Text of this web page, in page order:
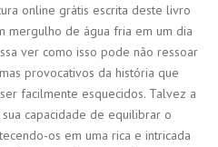
online grátis escrita deste livro
mergulho de água fria em um dia
ver como isso pode não ressoar
provocativos da história que
facilmente esquecidos. Talvez a
capacidade de equilibrar o
os em uma rica e intricada